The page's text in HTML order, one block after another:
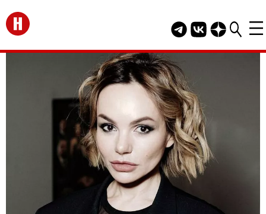
Перейти на главную
Telegram канал
Группа HELLO
Канал